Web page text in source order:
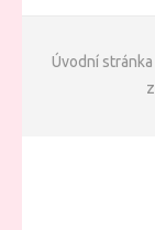
Úvodní stránka